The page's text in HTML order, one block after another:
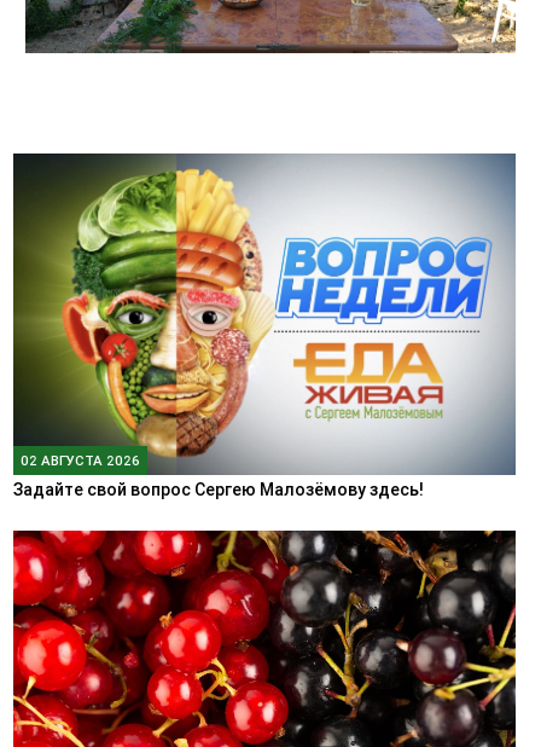
02 АВГУСТА 2026
Задайте свой вопрос Сергею Малозёмову здесь!